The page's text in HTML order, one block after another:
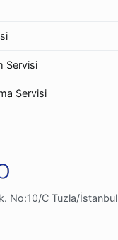
Servisi
Servisi
No:10/C Tuzla/İstanbul